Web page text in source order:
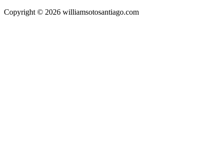
Copyright © 2026 williamsotosantiago.com